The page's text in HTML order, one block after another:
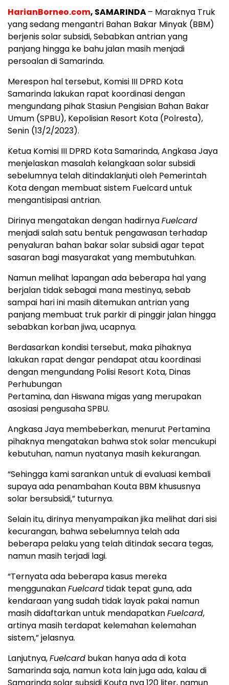
HarianBorneo.com, SAMARINDA– Maraknya Truk
yang sedang mengantri Bahan Bakar Minyak (BBM)
berjenis solar subsidi, Sebabkan antrian yang
panjang hingga ke bahu jalan masih menjadi
persoalan di Samarinda.
Merespon hal tersebut, Komisi III DPRD Kota
Samarinda lakukan rapat koordinasi dengan
mengundang pihak Stasiun Pengisian Bahan Bakar
Umum (SPBU), Kepolisian Resort Kota (Polresta),
Senin (13/2/2023).
Ketua Komisi III DPRD Kota Samarinda, Angkasa Jaya
menjelaskan masalah kelangkaan solar subsidi
sebelumnya telah ditindaklanjuti oleh Pemerintah
Kota dengan membuat sistem Fuelcard untuk
mengantisipasi antrian.
Dirinya mengatakan dengan hadirnyaFuelcard
menjadi salah satu bentuk pengawasan terhadap
penyaluran bahan bakar solar subsidi agar tepat
sasaran bagi masyarakat yang membutuhkan.
Namun melihat lapangan ada beberapa hal yang
berjalan tidak sebagai mana mestinya, sebab
sampai hari ini masih ditemukan antrian yang
panjang membuat truk parkir di pinggir jalan hingga
sebabkan korban jiwa, ucapnya.
Berdasarkan kondisi tersebut, maka pihaknya
lakukan rapat dengar pendapat atau koordinasi
dengan mengundang Polisi Resort Kota, Dinas
Perhubungan
Pertamina, dan Hiswana migas yang merupakan
asosiasi pengusaha SPBU.
Angkasa Jaya membeberkan, menurut Pertamina
pihaknya mengatakan bahwa stok solar mencukupi
kebutuhan, namun nyatanya masih kekurangan.
“Sehingga kami sarankan untuk di evaluasi kembali
supaya ada penambahan Kouta BBM khususnya
solar bersubsidi,” tuturnya.
Selain itu, dirinya menyampaikan jika melihat dari sisi
kecurangan, bahwa sebelumnya telah ada
beberapa pelaku yang telah ditindak secara tegas,
namun masih terjadi lagi.
“Ternyata ada beberapa kasus mereka
menggunakanFuelcard tidak tepat guna, ada
kendaraan yang sudah tidak layak pakai namun
masih didaftarkan untuk mendapatkanFuelcard,
artinya masih terdapat kelemahan kelemahan
sistem,” jelasnya.
Lanjutnya,Fuelcard bukan hanya ada di kota
Samarinda saja, namun kota lain juga ada, kalau di